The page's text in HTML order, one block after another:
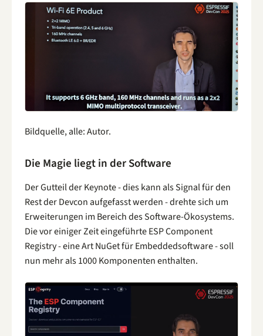
Bildquelle, alle: Autor.
Die Magie liegt in der Software
Der Gutteil der Keynote - dies kann als Signal für den
Rest der Devcon aufgefasst werden - drehte sich um
Erweiterungen im Bereich des Software-Ökosystems.
Die vor einiger Zeit eingeführte ESP Component
Registry - eine Art NuGet für Embeddedsoftware - soll
nun mehr als 1000 Komponenten enthalten.